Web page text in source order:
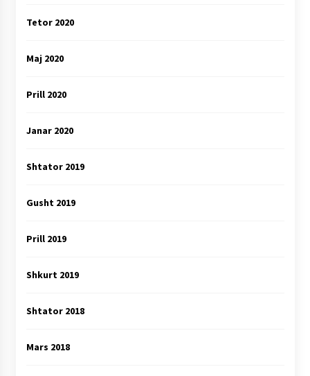
Tetor 2020
Maj 2020
Prill 2020
Janar 2020
Shtator 2019
Gusht 2019
Prill 2019
Shkurt 2019
Shtator 2018
Mars 2018